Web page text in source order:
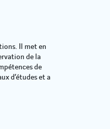
Il met en
de la
de
d’études et a